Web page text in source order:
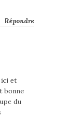
Répondre
ici et
bonne
du